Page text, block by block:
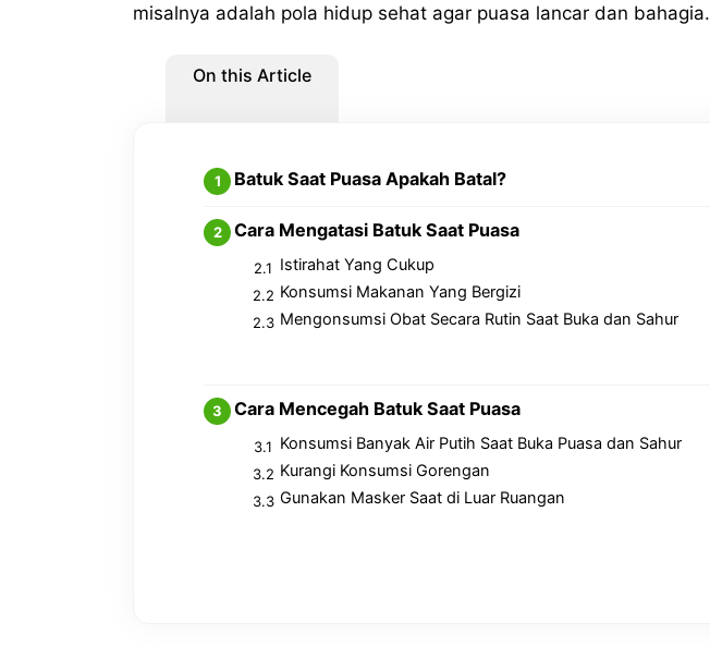
misalnya adalah pola hidup sehat agar puasa lancar dan bahagia.
On this Article
Batuk Saat Puasa Apakah Batal?
Cara Mengatasi Batuk Saat Puasa
Istirahat Yang Cukup
Konsumsi Makanan Yang Bergizi
Mengonsumsi Obat Secara Rutin Saat Buka dan Sahur
Cara Mencegah Batuk Saat Puasa
Konsumsi Banyak Air Putih Saat Buka Puasa dan Sahur
Kurangi Konsumsi Gorengan
Gunakan Masker Saat di Luar Ruangan